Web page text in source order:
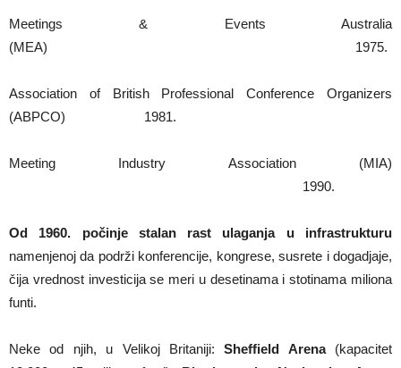
Meetings & Events Australia
(MEA) 1975.
Association of British Professional Conference Organizers
(ABPCO) 1981.
Meeting Industry Association (MIA)
1990.
Od 1960. počinje stalan rast ulaganja u infrastrukturu
namenjenoj da podrži konferencije, kongrese, susrete i dogadjaje,
čija vrednost investicija se meri u desetinama i stotinama miliona
funti.
Neke od njih, u Velikoj Britaniji:Sheffield Arena(kapacitet